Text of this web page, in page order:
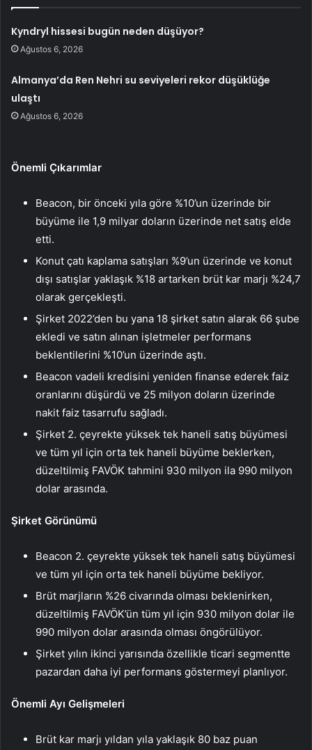
Kyndryl hissesi bugün neden düşüyor?
Ağustos 6, 2026
Almanya’da Ren Nehri su seviyeleri rekor düşüklüğe
ulaştı
Ağustos 6, 2026
Önemli Çıkarımlar
Beacon, bir önceki yıla göre %10’un üzerinde bir
büyüme ile 1,9 milyar doların üzerinde net satış elde
etti.
Konut çatı kaplama satışları %9’un üzerinde ve konut
dışı satışlar yaklaşık %18 artarken brüt kar marjı %24,7
olarak gerçekleşti.
Şirket 2022’den bu yana 18 şirket satın alarak 66 şube
ekledi ve satın alınan işletmeler performans
beklentilerini %10’un üzerinde aştı.
Beacon vadeli kredisini yeniden finanse ederek faiz
oranlarını düşürdü ve 25 milyon doların üzerinde
nakit faiz tasarrufu sağladı.
Şirket 2. çeyrekte yüksek tek haneli satış büyümesi
ve tüm yıl için orta tek haneli büyüme beklerken,
düzeltilmiş FAVÖK tahmini 930 milyon ila 990 milyon
dolar arasında.
Şirket Görünümü
Beacon 2. çeyrekte yüksek tek haneli satış büyümesi
ve tüm yıl için orta tek haneli büyüme bekliyor.
Brüt marjların %26 civarında olması beklenirken,
düzeltilmiş FAVÖK’ün tüm yıl için 930 milyon dolar ile
990 milyon dolar arasında olması öngörülüyor.
Şirket yılın ikinci yarısında özellikle ticari segmentte
pazardan daha iyi performans göstermeyi planlıyor.
Önemli Ayı Gelişmeleri
Brüt kar marjı yıldan yıla yaklaşık 80 baz puan